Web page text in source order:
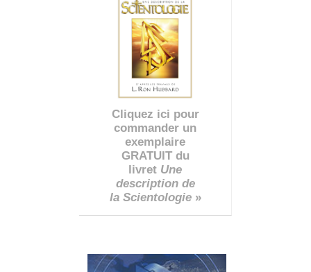
Cliquez ici pour
commander un
exemplaire
GRATUIT du
livret Une
description de
la Scientologie»